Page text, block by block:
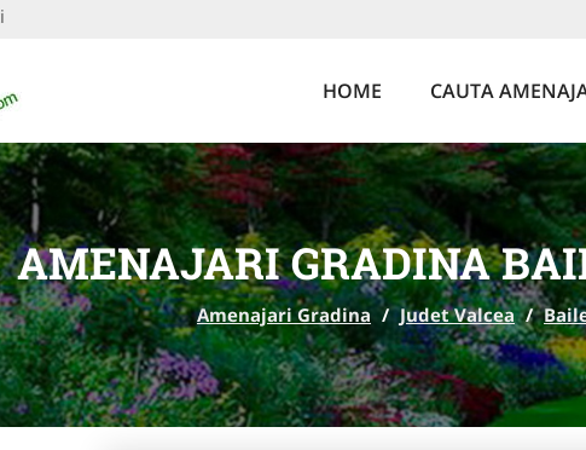
HOME CAUTA
AMENAJARI GRADINA
Amenajari Gradina / Judet Valcea /